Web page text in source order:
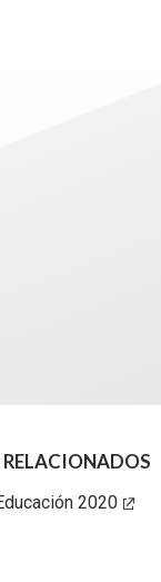
RELACIONADOS
2020